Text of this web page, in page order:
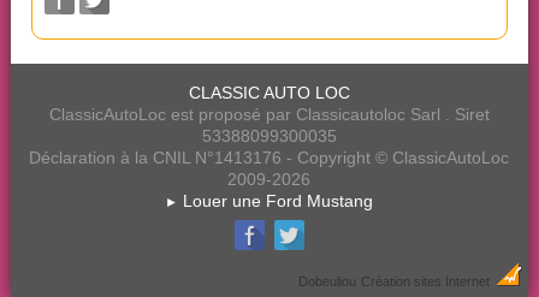
CLASSIC AUTO LOC
ClassicAutoLoc est proposé par Classicautoloc Sarl . Siret
53388099300035
Déclaration à la CNIL N°1413176 - Copyright © ClassicAutoLoc
2009-2026
► Louer une Ford Mustang
Dobeuliou Création sites Internet